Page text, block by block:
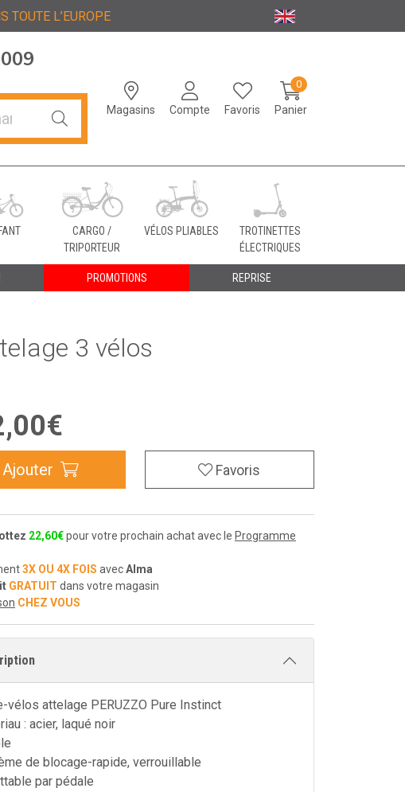
TOUTE L’EUROPE
Magasins Compte Favoris Panier
0
CARGO /
TRIPORTEUR
VÉLOS PLIABLES
TROTINETTES
ÉLECTRIQUES
PROMOTIONS REPRISE
3 vélos
,00€
Ajouter Favoris
22,60€pour votre prochain achat avec le Programme
3X OU 4X FOIS avecAlma
GRATUIT dans votre magasin
CHEZ VOUS
vélos attelage PERUZZO Pure Instinct
: acier, laqué noir
de blocage-rapide, verrouillable
par pédale